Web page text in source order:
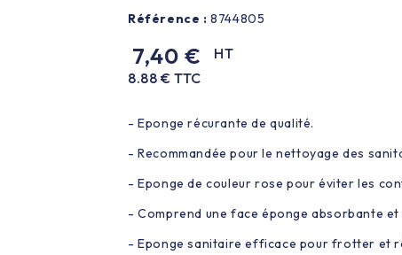
Référence : 8744805
7,40 €
HT
8.88 € TTC
- Eponge récurante de qualité.
- Recommandée pour le nettoyage des
- Eponge de couleur rose pour éviter les
- Comprend une face éponge absorbante
- Eponge sanitaire efficace pour frotter et